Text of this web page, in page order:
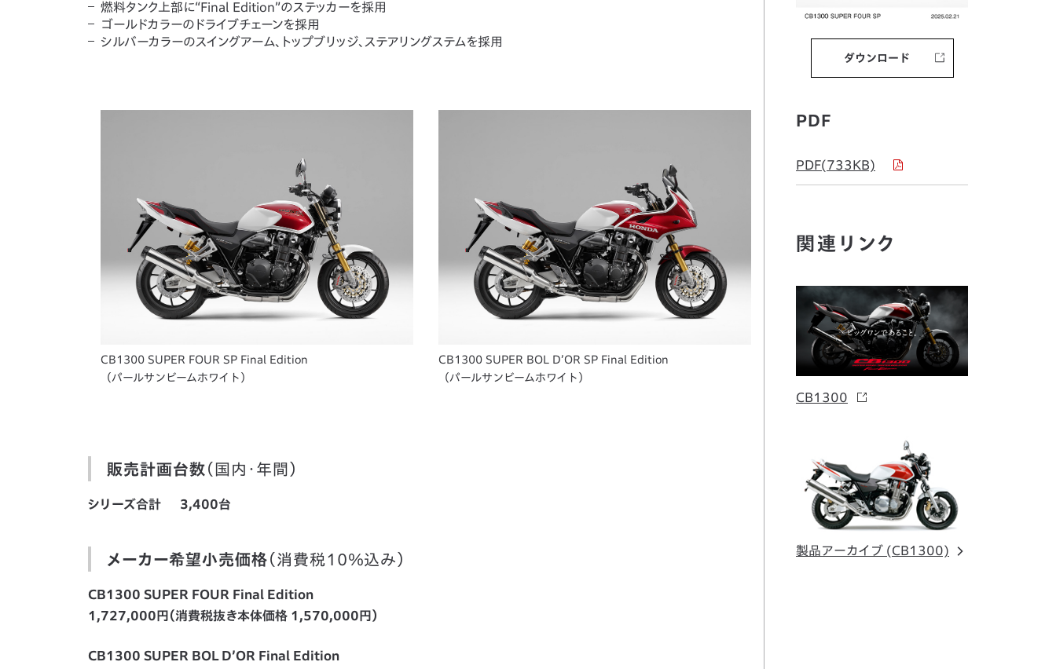
燃料タンク上部に“Final Edition”のステッカーを採用
ゴールドカラーのドライブチェーンを採用
シルバーカラーのスイングアーム、トップブリッジ、ステアリングステムを採用
CB1300 SUPER FOUR SP Final Edition
（パールサンビームホワイト）
CB1300 SUPER BOL D’OR SP Final Edition
（パールサンビームホワイト）
販売計画台数 （国内・年間）
シリーズ合計 3,400台
メーカー希望小売価格 （消費税10％込み）
CB1300 SUPER FOUR Final Edition
1,727,000円（消費税抜き本体価格 1,570,000円）
CB1300 SUPER BOL D’OR Final Edition
ダウンロード
PDF
PDF(733KB)
関連リンク
CB1300
製品アーカイブ (CB1300)